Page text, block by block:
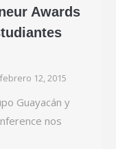
Awards
febrero 12, 2015
Guayacán y
nos